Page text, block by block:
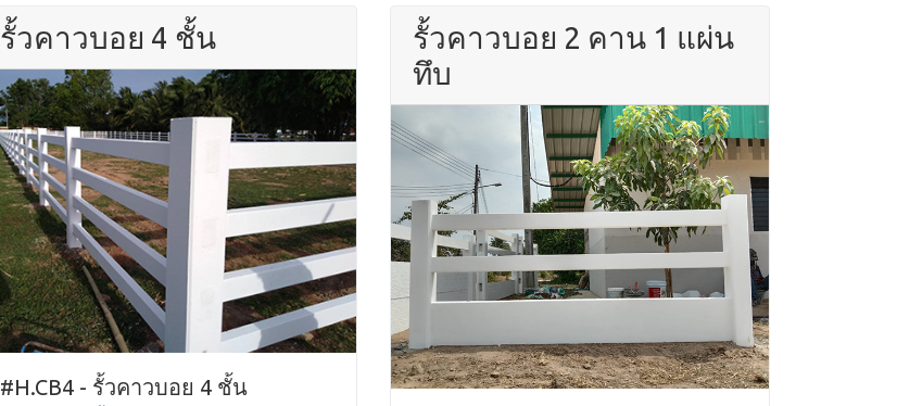
รั้วคาวบอย 4 ชั้น
#H.CB4 - รั้วคาวบอย 4 ชั้น
รั้วคาวบอย 2 คาน 1 แผ่น
ทึบ